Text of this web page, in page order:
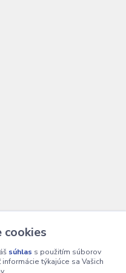
cookies
súhlas s použitím súborov
týkajúce sa Vašich